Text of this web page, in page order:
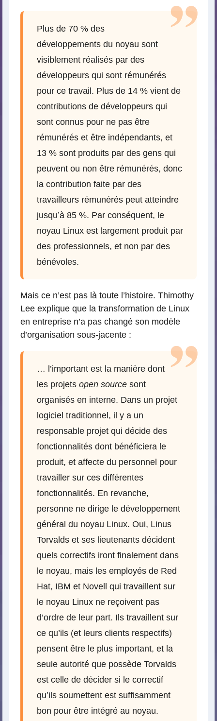
Plus de 70 % des
développements du noyau sont
visiblement réalisés par des
développeurs qui sont rémunérés
pour ce travail. Plus de 14 % vient de
contributions de développeurs qui
sont connus pour ne pas être
rémunérés et être indépendants, et
13 % sont produits par des gens qui
peuvent ou non être rémunérés, donc
la contribution faite par des
travailleurs rémunérés peut atteindre
jusqu’à 85 %. Par conséquent, le
noyau Linux est largement produit par
des professionnels, et non par des
bénévoles.
Mais ce n’est pas là toute l’histoire. Thimothy
Lee explique que la transformation de Linux
en entreprise n’a pas changé son modèle
d’organisation sous-jacente :
… l’important est la manière dont
les projets open source sont
organisés en interne. Dans un projet
logiciel traditionnel, il y a un
responsable projet qui décide des
fonctionnalités dont bénéficiera le
produit, et affecte du personnel pour
travailler sur ces différentes
fonctionnalités. En revanche,
personne ne dirige le développement
général du noyau Linux. Oui, Linus
Torvalds et ses lieutenants décident
quels correctifs iront finalement dans
le noyau, mais les employés de Red
Hat, IBM et Novell qui travaillent sur
le noyau Linux ne reçoivent pas
d’ordre de leur part. Ils travaillent sur
ce qu’ils (et leurs clients respectifs)
pensent être le plus important, et la
seule autorité que possède Torvalds
est celle de décider si le correctif
qu’ils soumettent est suffisamment
bon pour être intégré au noyau.